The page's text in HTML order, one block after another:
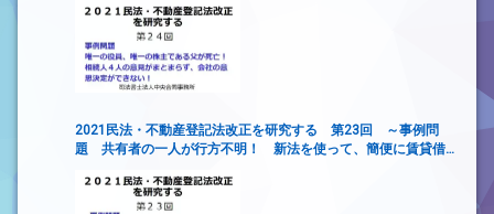
2021民法・不動産登記法改正を研究する 第23回 ～事例問
題 共有者の一人が行方不明！ 新法を使って、簡便に賃貸借